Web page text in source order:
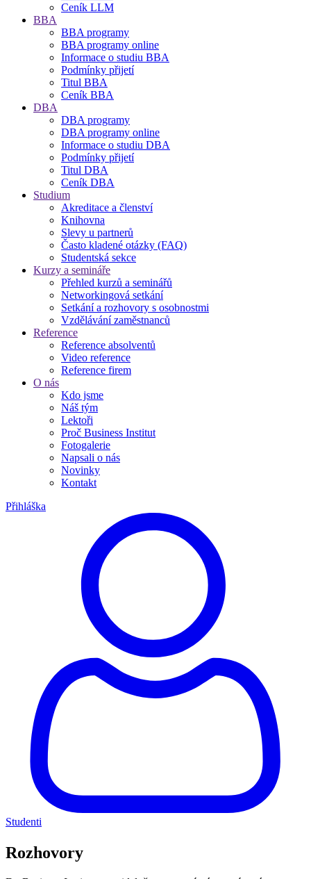
Ceník LLM
BBA
BBA programy
BBA programy online
Informace o studiu BBA
Podmínky přijetí
Titul BBA
Ceník BBA
DBA
DBA programy
DBA programy online
Informace o studiu DBA
Podmínky přijetí
Titul DBA
Ceník DBA
Studium
Akreditace a členství
Knihovna
Slevy u partnerů
Často kladené otázky (FAQ)
Studentská sekce
Kurzy a semináře
Přehled kurzů a seminářů
Networkingová setkání
Setkání a rozhovory s osobnostmi
Vzdělávání zaměstnanců
Reference
Reference absolventů
Video reference
Reference firem
O nás
Kdo jsme
Náš tým
Lektoři
Proč Business Institut
Fotogalerie
Napsali o nás
Novinky
Kontakt
Přihláška
Studenti
Rozhovory